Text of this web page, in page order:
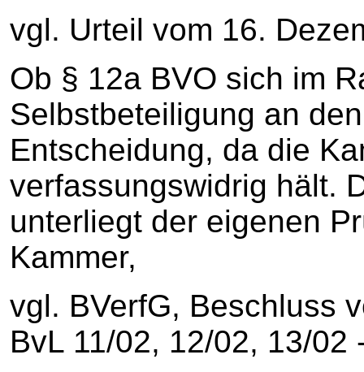
vgl. Urteil vom 16.
Ob § 12a BVO sich im
Selbstbeteiligung an
Entscheidung, da die
verfassungswidrig hält.
unterliegt der eigenen
Kammer,
vgl. BVerfG, Beschluss
BvL 11/02, 12/02, 13/02